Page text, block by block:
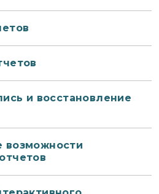
и восстановление
возможности